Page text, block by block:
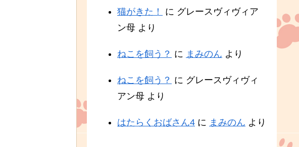
猫がきた！ に グレースヴィヴィア
ン母 より
ねこを飼う？ に まみのん より
ねこを飼う？ に グレースヴィヴィ
アン母 より
はたらくおばさん4 に まみのん より